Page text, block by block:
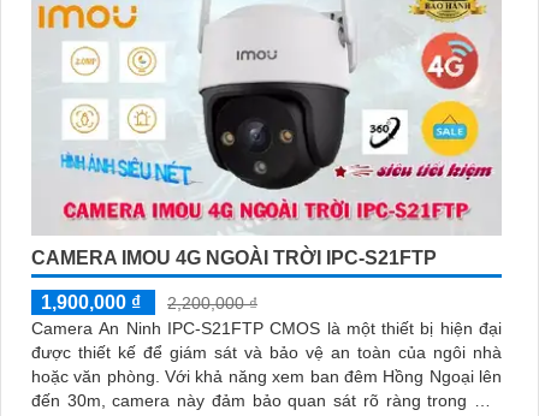
CAMERA IMOU 4G NGOÀI TRỜI IPC-S21FTP
1,900,000 ₫
2,200,000 ₫
Camera An Ninh IPC-S21FTP CMOS là một thiết bị hiện đại
được thiết kế để giám sát và bảo vệ an toàn của ngôi nhà
hoặc văn phòng. Với khả năng xem ban đêm Hồng Ngoại lên
đến 30m, camera này đảm bảo quan sát rõ ràng trong mọi